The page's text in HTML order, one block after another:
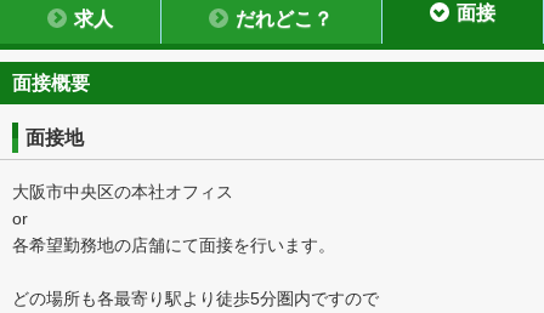
求人 だれどこ？ 面接
面接概要
面接地
大阪市中央区の本社オフィス
or
各希望勤務地の店舗にて面接を行います。
どの場所も各最寄り駅より徒歩5分圏内ですので